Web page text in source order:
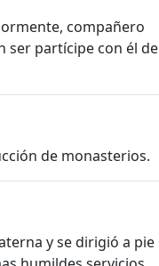
compañero
ser partícipe con él de
de monasterios.
y se dirigió a pie